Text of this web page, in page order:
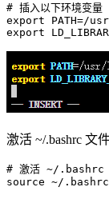
# 插入以下环境变量
export PATH=/
export
激活 ~/.bashrc 文
# 激活 ~/.bashrc
source